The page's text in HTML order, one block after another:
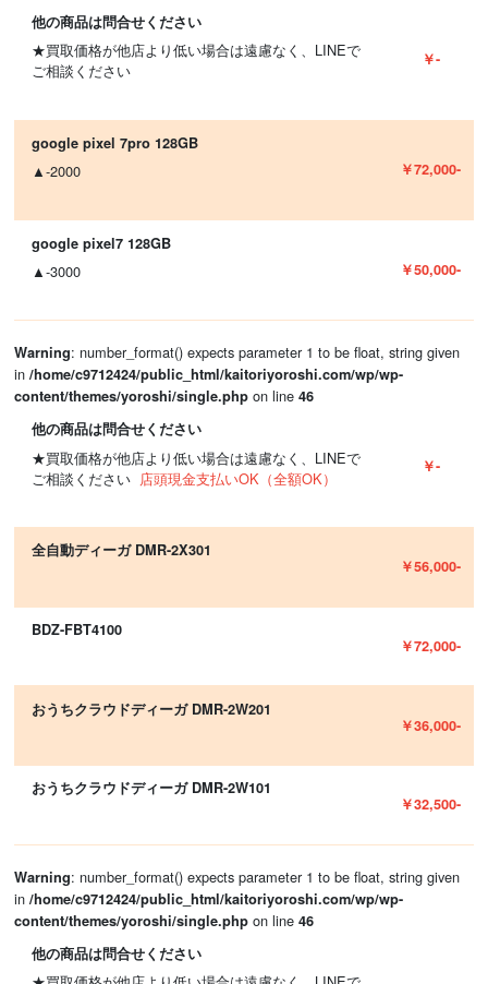
他の商品は問合せください
★買取価格が他店より低い場合は遠慮なく、LINEで
ご相談ください
￥-
google pixel 7pro 128GB
▲-2000 ￥72,000-
google pixel7 128GB
▲-3000 ￥50,000-
Warning: number_format() expects parameter 1 to be float, string given
in /home/c9712424/public_html/kaitoriyoroshi.com/wp/wp-
content/themes/yoroshi/single.phpon line 46
他の商品は問合せください
★買取価格が他店より低い場合は遠慮なく、LINEで
ご相談ください 店頭現金支払いOK（全額OK）
￥-
全自動ディーガ DMR-2X301
￥56,000-
BDZ-FBT4100
￥72,000-
おうちクラウドディーガ DMR-2W201
￥36,000-
おうちクラウドディーガ DMR-2W101
￥32,500-
Warning: number_format() expects parameter 1 to be float, string given
in /home/c9712424/public_html/kaitoriyoroshi.com/wp/wp-
content/themes/yoroshi/single.phpon line 46
他の商品は問合せください